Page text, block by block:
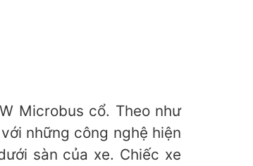
Microbus cổ. Theo như
những công nghệ hiện
sàn của xe. Chiếc xe